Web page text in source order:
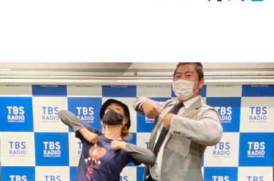
トピックス
TBS Podcast
お知らせ
イベント・グッズ
YouTube
会社情報